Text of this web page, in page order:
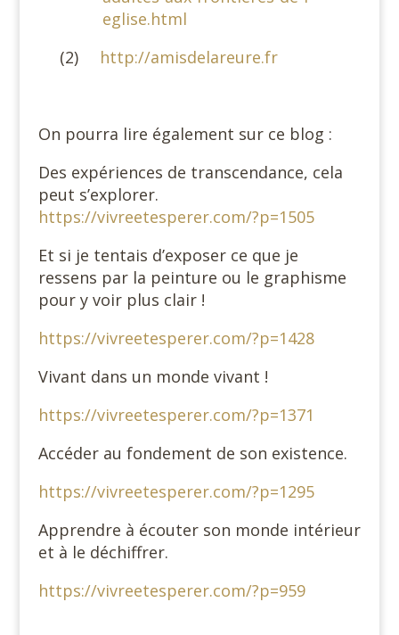
eglise.html
(2)
http://amisdelareure.fr
On pourra lire également sur ce blog :
Des expériences de transcendance, cela
peut s’explorer.
https://vivreetesperer.com/?p=1505
Et si je tentais d’exposer ce que je
ressens par la peinture ou le graphisme
pour y voir plus clair !
https://vivreetesperer.com/?p=1428
Vivant dans un monde vivant !
https://vivreetesperer.com/?p=1371
Accéder au fondement de son existence.
https://vivreetesperer.com/?p=1295
Apprendre à écouter son monde intérieur
et à le déchiffrer.
https://vivreetesperer.com/?p=959